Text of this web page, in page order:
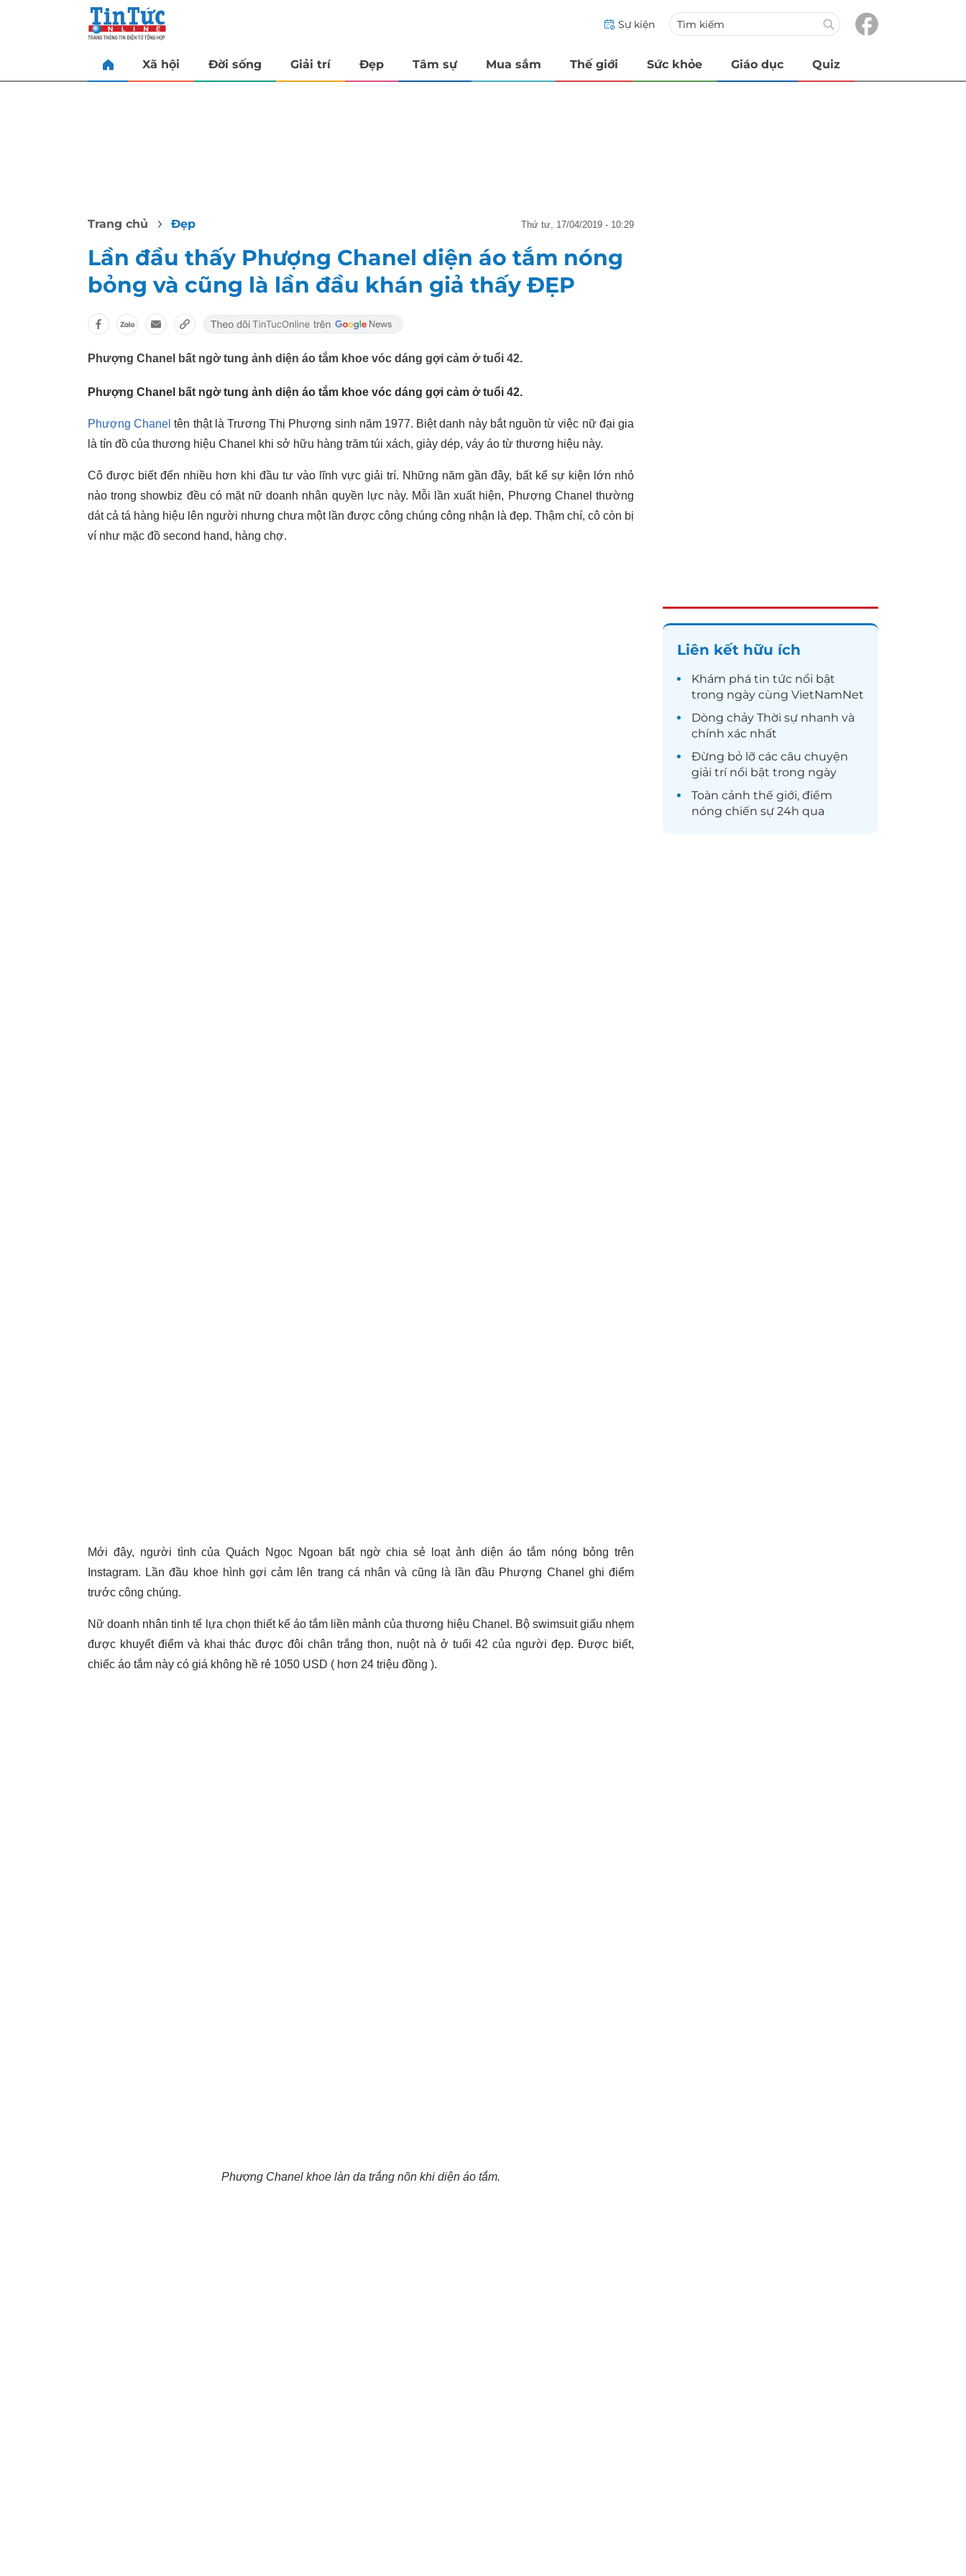
Sự kiện
Xã hội Đời sống Giải trí Đẹp Tâm sự Mua sắm Thế giới Sức khỏe Giáo dục Quiz
Trang chủ Đẹp thứ tư, 17/04/2019 - 10:29
Lần đầu thấy Phượng Chanel diện áo tắm nóng
bỏng và cũng là lần đầu khán giả thấy ĐẸP
Phượng Chanel bất ngờ tung ảnh diện áo tắm khoe vóc dáng gợi cảm ở tuổi 42.
Phượng Chanel bất ngờ tung ảnh diện áo tắm khoe vóc dáng gợi cảm ở tuổi 42.
Phượng Chanel tên thật là Trương Thị Phượng sinh năm 1977. Biệt danh này bắt nguồn từ việc nữ đại gia
là tín đồ của thương hiệu Chanel khi sở hữu hàng trăm túi xách, giày dép, váy áo từ thương hiệu này.
Cô được biết đến nhiều hơn khi đầu tư vào lĩnh vực giải trí. Những năm gần đây, bất kể sự kiện lớn nhỏ
nào trong showbiz đều có mặt nữ doanh nhân quyền lực này. Mỗi lần xuất hiện, Phượng Chanel thường
dát cả tá hàng hiệu lên người nhưng chưa một lần được công chúng công nhận là đẹp. Thậm chí, cô còn bị
ví như mặc đồ second hand, hàng chợ.
Mới đây, người tình của Quách Ngọc Ngoan bất ngờ chia sẻ loạt ảnh diện áo tắm nóng bỏng trên
Instagram. Lần đầu khoe hình gợi cảm lên trang cá nhân và cũng là lần đầu Phượng Chanel ghi điểm
trước công chúng.
Nữ doanh nhân tinh tế lựa chọn thiết kế áo tắm liền mảnh của thương hiệu Chanel. Bộ swimsuit giấu nhẹm
được khuyết điểm và khai thác được đôi chân trắng thon, nuột nà ở tuổi 42 của người đẹp. Được biết,
chiếc áo tắm này có giá không hề rẻ 1050 USD ( hơn 24 triệu đồng ).
Phượng Chanel khoe làn da trắng nõn khi diện áo tắm.
Liên kết hữu ích
Khám phá tin tức nổi bật
trong ngày cùng VietNamNet
Dòng chảy Thời sự nhanh và
chính xác nhất
Đừng bỏ lỡ các câu chuyện
giải trínổi bật trong ngày
Toàn cảnh thế giới, điểm
nóng chiến sự 24h qua